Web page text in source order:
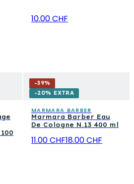
10.00 CHF
-39%
-20% EXTRA
MARMARA BARBER
Marmara Barber Eau
De Cologne N.13 400 ml
11.00 CHF18.00 CHF